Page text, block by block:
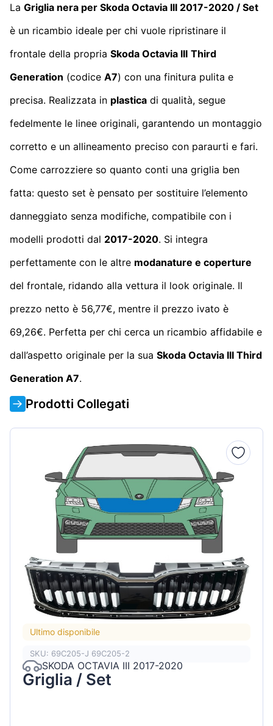
La Griglia nera per Skoda Octavia III 2017-2020 / Set
è un ricambio ideale per chi vuole ripristinare il
frontale della propria Skoda Octavia III Third
Generation (codice A7) con una finitura pulita e
precisa. Realizzata in plastica di qualità, segue
fedelmente le linee originali, garantendo un montaggio
corretto e un allineamento preciso con paraurti e fari.
Come carrozziere so quanto conti una griglia ben
fatta: questo set è pensato per sostituire l’elemento
danneggiato senza modifiche, compatibile con i
modelli prodotti dal 2017-2020. Si integra
perfettamente con le altre modanature e coperture
del frontale, ridando alla vettura il look originale. Il
prezzo netto è 56,77€, mentre il prezzo ivato è
69,26€. Perfetta per chi cerca un ricambio affidabile e
dall’aspetto originale per la sua Skoda Octavia III Third
Generation A7.
Prodotti Collegati
Ultimo disponibile
SKU: 69C205-J 69C205-2
SKODA OCTAVIA III 2017-2020
Griglia / Set